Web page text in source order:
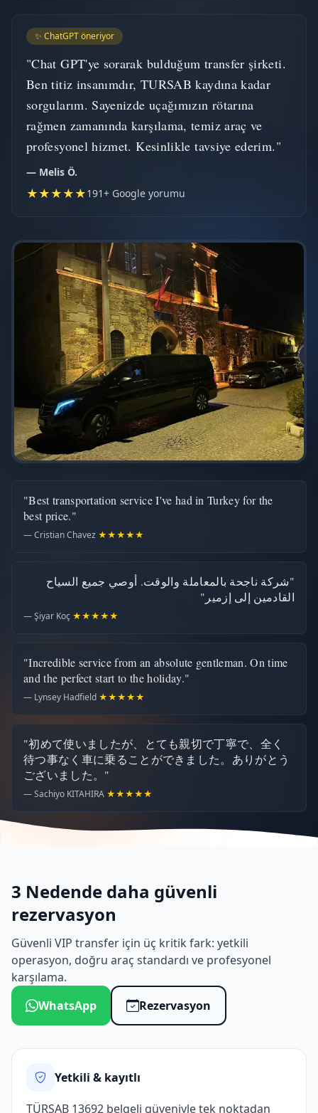
✨ ChatGPT öneriyor
"Chat GPT'ye sorarak bulduğum transfer şirketi.
Ben titiz insanımdır, TURSAB kaydına kadar
sorgularım. Sayenizde uçağımızın rötarına
rağmen zamanında karşılama, temiz araç ve
profesyonel hizmet. Kesinlikle tavsiye ederim."
— Melis Ö.
★★★★★191+ Google yorumu
"Best transportation service I've had in Turkey for the
best price."
— Cristian Chavez ★★★★★
"شركة ناجحة بالمعاملة والوقت. أوصي جميع السياح
القادمين إلى إزمير"
— Şiyar Koç ★★★★★
"Incredible service from an absolute gentleman. On time
and the perfect start to the holiday."
— Lynsey Hadfield ★★★★★
"初めて使いましたが、とても親切で丁寧で、全く
待つ事なく車に乗ることができました。ありがとう
ございました。"
— Sachiyo KITAHIRA ★★★★★
3 Nedende daha güvenli
rezervasyon
Güvenli VIP transfer için üç kritik fark: yetkili
operasyon, doğru araç standardı ve profesyonel
karşılama.
WhatsApp
Rezervasyon
Yetkili & kayıtlı
TÜRSAB 13692 belgeli güveniyle tek noktadan